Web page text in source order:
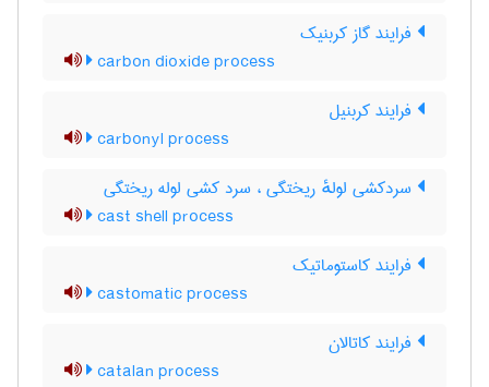
فرایند گاز کربنیک
carbon dioxide process
فرایند کربنیل
carbonyl process
سردکشی لولهٔ ریختگی ، سرد کشی لوله ریختگی
cast shell process
فرایند کاستوماتیک
castomatic process
فرایند کاتالان
catalan process